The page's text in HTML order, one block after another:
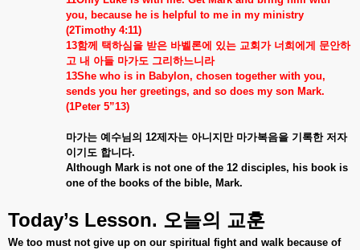
you, because he is helpful to me in my ministry
(2Timothy 4:11)
13함께 택하심을 받은 바벨론에 있는 교회가 너희에게 문안하
고 내 아들 마가도 그리하느니라
13She who is in Babylon, chosen together with you,
sends you her greetings, and so does my son Mark.
(1Peter 5”13)
마가는 예수님의 12제자는 아니지만 마가복음을 기록한 저자
이기도 합니다.
Although Mark is not one of the 12 disciples, his book is
one of the books of the bible, Mark.
Today’s Lesson. 오늘의 교훈
We too must not give up on our spiritual fight and walk because of